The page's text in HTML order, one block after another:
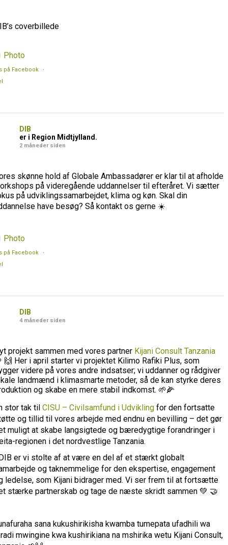
coverbillede
Photo
på Facebook
·
DIB
er i Region Midtjylland.
2 måneder siden
skønne hold af Globale Ambassadører er klar til at afholde
på videregående uddannelser til efteråret. Vi sætter
på udviklingssamarbejdet, klima og køn. Skal din
have besøg? Så kontakt os gerne ☀️
Photo
på Facebook
·
DIB
4 måneder siden
projekt sammen med vores partner Kijani Consult Tanzania
🙌 Her i april starter vi projektet Kilimo Rafiki Plus, som
videre på vores andre indsatser; vi uddanner og rådgiver
landmænd i klimasmarte metoder, så de kan styrke deres
og skabe en mere stabil indkomst. 🌱🌽
stor tak til CISU – Civilsamfund i Udvikling for den fortsatte
og tillid til vores arbejde med endnu en bevilling – det gør
muligt at skabe langsigtede og bæredygtige forandringer i
regionen i det nordvestlige Tanzania.
er vi stolte af at være en del af et stærkt globalt
og taknemmelige for den ekspertise, engagement
ledelse, som Kijani bidrager med. Vi ser frem til at fortsætte
stærke partnerskab og tage de næste skridt sammen 💚 🤝
sana kukushirikisha kwamba tumepata ufadhili wa
mwingine kwa kushirikiana na mshirika wetu Kijani Consult,